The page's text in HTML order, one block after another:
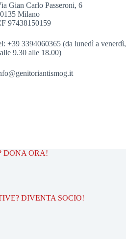
Gian Carlo Passeroni, 6
Milano
97438150159
+39 3394060365 (da lunedì a venerdì,
9.30 alle 18.00)
DONA ORA!
DIVENTA SOCIO!